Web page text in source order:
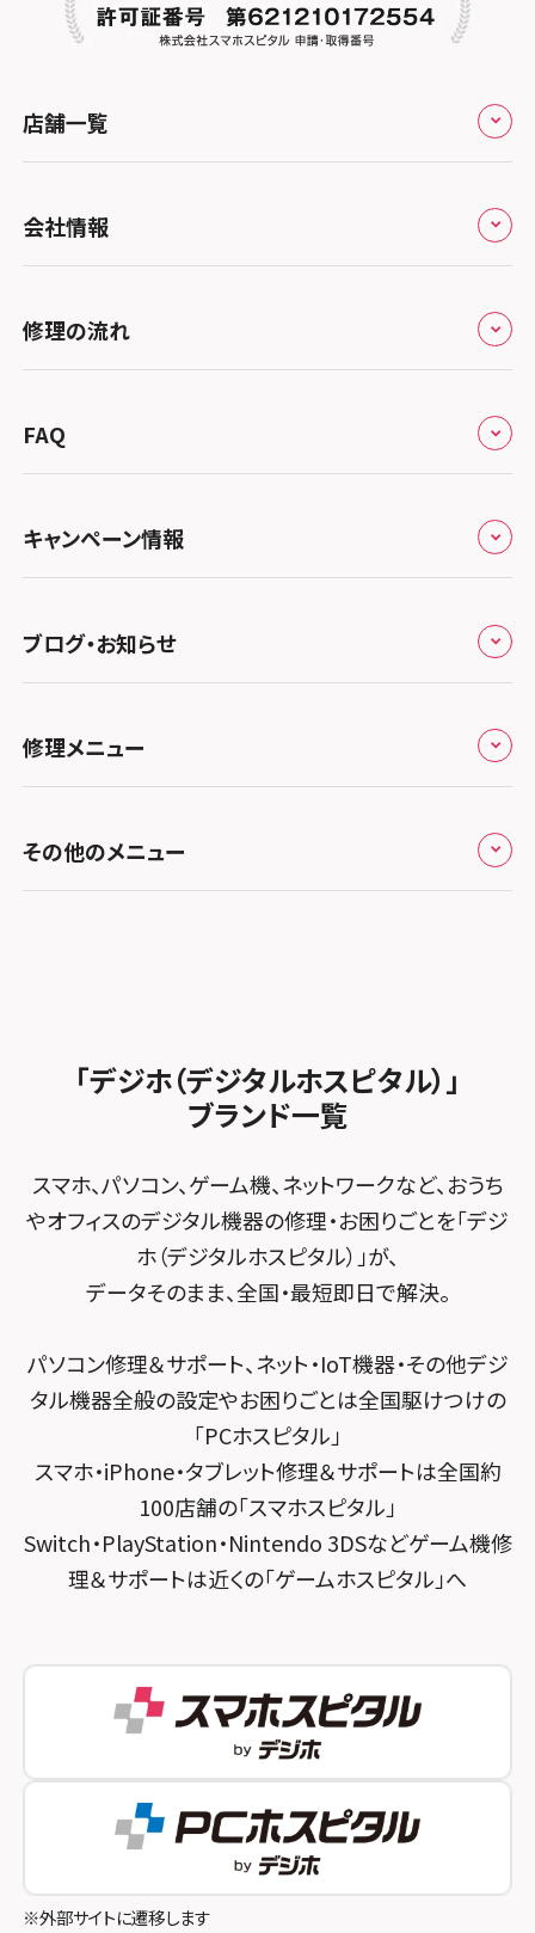
店舗一覧
北海道・東北
スマホスピタル大丸札幌
関東
スマホスピタル宇都宮
スマホスピタル 高崎
スマホスピタル鴻巣
スマホスピタル テルル三芳
スマホスピタル 熊谷
スマホスピタル ゲオデジタルベース川口元郷
スマホスピタル埼玉大宮
スマホスピタル テルル蒲生
スマホスピタル テルル新越谷
スマホスピタル テルル草加花栗
スマホスピタル テルル東川口
スマホスピタル テルル松戸五香
スマホスピタル テルル宮野木
スマホスピタル千葉
スマホスピタル 大森
スマホスピタル練馬
スマホスピタル 神田
スマホスピタル三軒茶屋
スマホスピタル秋葉原
スマホスピタル 自由が丘
スマホスピタルオリナス錦糸町
スマホスピタル テルル成増
スマホスピタル池袋
スマホスピタル八王子
北陸・甲信越
スマホスピタルアル・プラザ小松
スマホスピタル 北陸総合修理センター
スマホスピタル 長野
東海
スマホスピタル岐阜
スマホスピタル 浜松
スマホスピタル静岡パルコ
スマホスピタル 藤枝
スマホスピタル名古屋駅前
スマホスピタル名古屋金山
スマホスピタル 大府
スマホスピタル 西枇杷島
スマホスピタル 尾張旭
スマホスピタル平和が丘
スマホスピタル春日井勝川
関西
スマホスピタル 大阪梅田
スマホスピタル by デジホ 梅田地下（うめちか）
スマホスピタル京橋
スマホスピタル by デジホ天王寺ミオ
スマホスピタル難波
スマホスピタルイオンタウン茨木太田
スマホスピタル住道オペラパーク
スマホスピタル東大阪ロンモール布施
スマホスピタル堺
スマホスピタル 堺出張所
スマホスピタル京都河原町
スマホスピタル宇治槙島
スマホスピタル烏丸
スマホスピタル 京都宇治
スマホスピタル 福知山
スマホスピタル神戸三宮
スマホスピタル by デジホ 姫路キャスパ
スマホスピタル伊丹
スマホスピタル奈良生駒
スマホスピタル和歌山
中国・四国
スマホスピタル岡山駅前
スマホスピタル西条
スマホスピタル by デジホ マークイズ福岡もも
ち
スマホスピタル福岡天神
スマホスピタル熊本下通
スマホスピタル GODOモバイル大分府内町
会社情報
会社概要
総務省登録業者
特定商取引法に関する表記
プライバシーポリシー
郵送修理依頼
修理の流れ
郵送修理の流れ
FAQ
キャンペーン情報
キャンペーン一覧
ブログ・お知らせ
お知らせ
修理メニュー
iPhone修理メニュー
MacBook修理メニュー
その他のメニュー
FCNTスマートフォン修理
「デジホ（デジタルホスピタル）」
ブランド一覧
スマホ、パソコン、ゲーム機、ネットワークなど、おうち
やオフィスのデジタル機器の修理・お困りごとを「デジ
ホ（デジタルホスピタル）」が、
データそのまま、全国・最短即日で解決。
パソコン修理＆サポート、ネット・IoT機器・その他デジ
タル機器全般の設定やお困りごとは全国駆けつけの
「PCホスピタル」
スマホ・iPhone・タブレット修理＆サポートは全国約
100店舗の「スマホスピタル」
Switch・PlayStation・Nintendo 3DSなどゲーム機修
理＆サポートは近くの「ゲームホスピタル」へ
※外部サイトに遷移します